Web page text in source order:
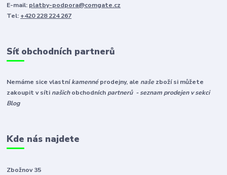
E-mail: platby-podpora@comgate.cz
Tel: +420 228 224 267
Síť obchodních partnerů
Nemáme sice vlastníkamennéprodejny, ale naše zboží si můžete
zakoupit v síti našichobchodníchpartnerů - seznam prodejen v sekci
Blog
Kde nás najdete
Zbožnov 35